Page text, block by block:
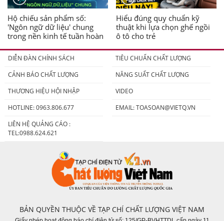
Hộ chiếu sản phẩm số:
'Ngôn ngữ dữ liệu' chung
trong nền kinh tế tuần hoàn
Hiểu đúng quy chuẩn kỹ
thuật khi lựa chọn ghế ngồi
ô tô cho trẻ
DIỄN ĐÀN CHÍNH SÁCH
TIÊU CHUẨN CHẤT LƯỢNG
CẢNH BÁO CHẤT LƯỢNG
NĂNG SUẤT CHẤT LƯỢNG
THƯƠNG HIỆU HỘI NHẬP
VIDEO
HOTLINE: 0963.806.677
EMAIL:TOASOAN@VIETQ.VN
LIÊN HỆ QUẢNG CÁO :
TEL:0988.624.621
BẢN QUYỀN THUỘC VỀ TẠP CHÍ CHẤT LƯỢNG VIỆT NAM